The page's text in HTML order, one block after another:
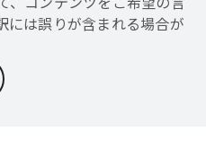
、コンテンツをご希望の言
には誤りが含まれる場合が